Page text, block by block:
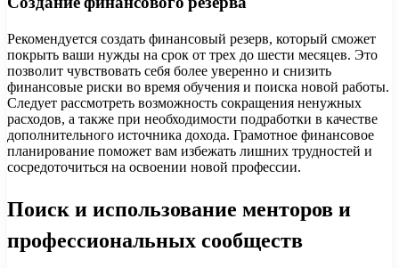
Рекомендуется создать финансовый резерв, который сможет
покрыть ваши нужды на срок от трех до шести месяцев. Это
позволит чувствовать себя более уверенно и снизить
финансовые риски во время обучения и поиска новой работы.
Следует рассмотреть возможность сокращения ненужных
расходов, а также при необходимости подработки в качестве
дополнительного источника дохода. Грамотное финансовое
планирование поможет вам избежать лишних трудностей и
сосредоточиться на освоении новой профессии.
Поиск и использование менторов и
профессиональных сообществ